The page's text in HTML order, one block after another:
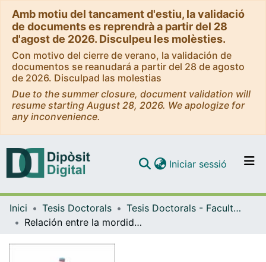
Amb motiu del tancament d'estiu, la validació
de documents es reprendrà a partir del 28
d'agost de 2026. Disculpeu les molèsties.
Con motivo del cierre de verano, la validación de
documentos se reanudará a partir del 28 de agosto
de 2026. Disculpad las molestias
Due to the summer closure, document validation will
resume starting August 28, 2026. We apologize for
any inconvenience.
Navega per tot el DD
Iniciar sessió (current)
Inici Tesis Doctorals
Tesis Doctorals - Facultat - Medicina i Ciències de la Salut
Relación entre la mordida cruzada unilateral posterior y la postura corporal